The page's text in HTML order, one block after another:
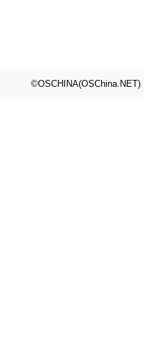
©OSCHINA(OSChina.NET)